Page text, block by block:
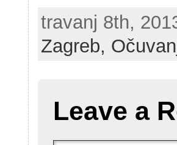
travanj 8th,
Zagreb,
Leave a